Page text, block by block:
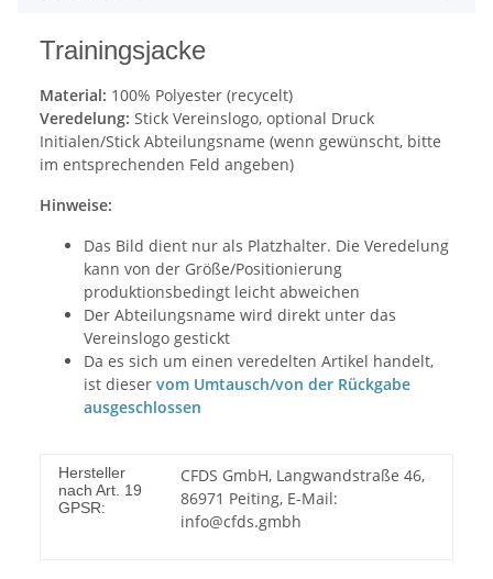
Trainingsjacke
Material: 100% Polyester (recycelt)
Veredelung: Stick Vereinslogo, optional Druck
Initialen/Stick Abteilungsname (wenn gewünscht, bitte
im entsprechenden Feld angeben)
Hinweise:
Das Bild dient nur als Platzhalter. Die Veredelung
kann von der Größe/Positionierung
produktionsbedingt leicht abweichen
Der Abteilungsname wird direkt unter das
Vereinslogo gestickt
Da es sich um einen veredelten Artikel handelt,
ist dieser vom Umtausch/von der Rückgabe
ausgeschlossen
Hersteller
nach Art. 19
GPSR:
CFDS GmbH, Langwandstraße 46,
86971 Peiting, E-Mail:
info@cfds.gmbh